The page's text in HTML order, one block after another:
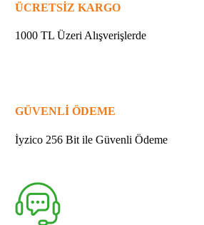
ÜCRETSİZ KARGO
1000 TL Üzeri Alışverişlerde
GÜVENLİ ÖDEME
İyzico 256 Bit ile Güvenli Ödeme